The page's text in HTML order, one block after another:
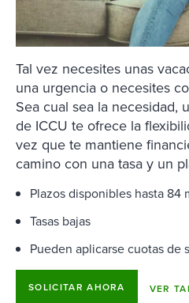
Tal vez necesites unas
una urgencia o necesites
Sea cual sea la necesidad,
de ICCU te ofrece la
vez que te mantiene
camino con una tasa y un
Plazos disponibles hasta 84
Tasas bajas
Pueden aplicarse cuotas de
SOLICITAR AHORA VER